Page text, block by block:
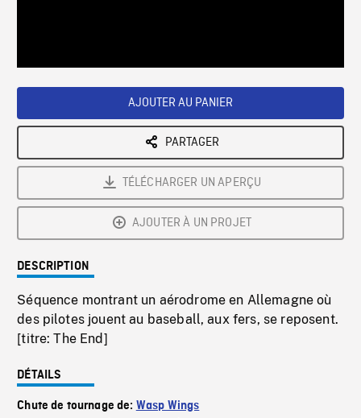
AJOUTER AU PANIER
PARTAGER
TÉLÉCHARGER UN APERÇU
AJOUTER À UN PROJET
DESCRIPTION
Séquence montrant un aérodrome en Allemagne où
des pilotes jouent au baseball, aux fers, se reposent.
[titre: The End]
DÉTAILS
Chute de tournage de: Wasp Wings